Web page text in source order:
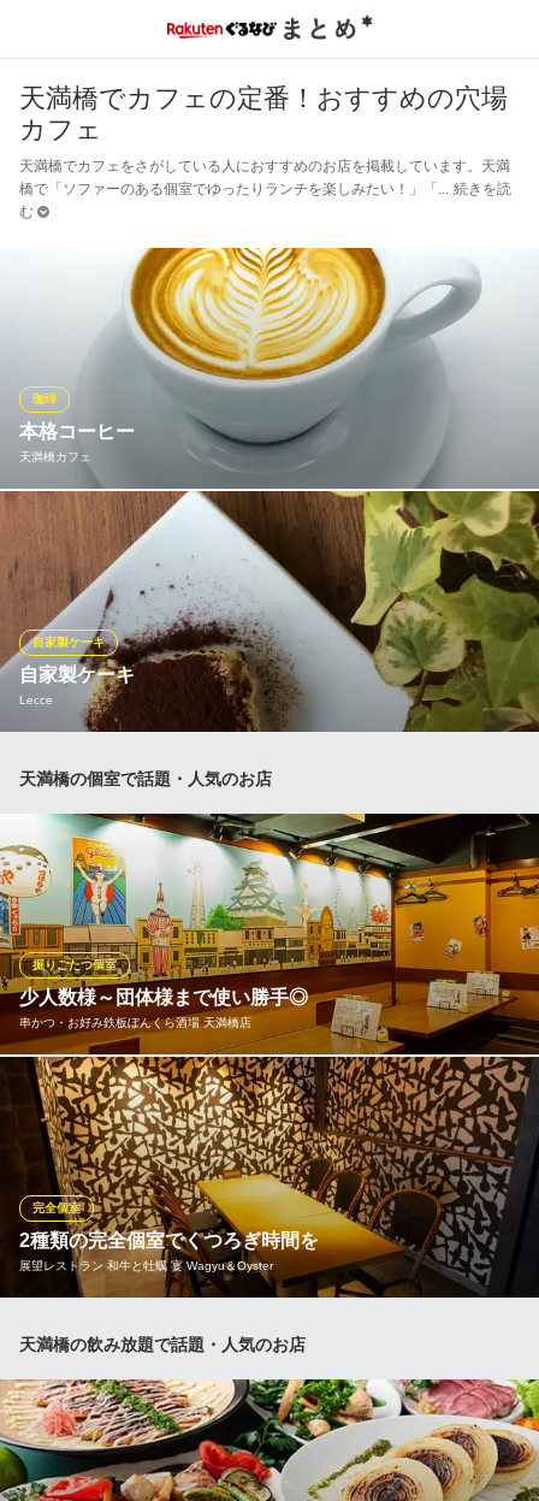
天満橋でカフェの定番！おすすめの穴場
カフェ
天満橋でカフェをさがしている人におすすめのお店を掲載しています。天満
橋で「ソファーのある個室でゆったりランチを楽しみたい！」「
続きを読
む
本格コーヒー
天満橋カフェ
珈琲
エスプレッソコーヒー、ネルドリップコーヒーを豊富な種類の中
からお選びいただけます。 コーヒー好きも納得！その日の気分に
合わせてご注文してください♪
天満橋カフェ
カフェ
京阪本線天満橋駅 徒歩1分
大阪府大阪市中央区天満橋京町1-1 京阪シティモール8F
自家製ケーキ
Lecce
自家製ケーキ
バスクチーズケーキや季節のタルトや焼き菓子まで、さまざまな
Lecce
貸切可。イタリア料理店
大阪メトロ谷町線天満橋駅 徒歩2分
大阪府大阪市中央区石町1-2-1 天満橋スカイハイツ1F
天満橋の個室で話題・人気のお店
少人数様～団体様まで使い勝手◎
串かつ・お好み鉄板ぼんくら酒場 天満橋店
掘りごたつ個室
少人数様にぴったりのBOXやご宴会にゆったりくつろいでいただ
ける掘りごたつのお座敷席など様々なシーンにご利用いただきや
すいお席をご用意しております。
串かつ・お好み鉄板ぼんくら酒場 天満橋店
本格お好み焼と鉄板焼
京阪本線天満橋駅 徒歩2分
大阪府大阪市中央区北浜東1-8 北浜東森田ビルB1
2種類の完全個室でくつろぎ時間を
展望レストラン 和牛と牡蠣 宴 Wagyu＆Oyster
完全個室
ラグジュアリー感漂う、8名様用個室と16名様用個室の2種類の個
過ごしいただけます。宴会や会食内容に合わせ、お好きな個室を
お選びください。チャージ料は無料で事前予約も可能です◎周囲
のお客様を気にすることなく、お食事をお楽しみくださいませ。
天満橋の飲み放題で話題・人気のお店